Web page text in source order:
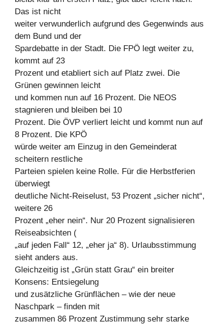
Das ist nicht
weiter verwunderlich aufgrund des Gegenwinds aus
dem Bund und der
Spardebatte in der Stadt. Die FPÖ legt weiter zu,
kommt auf 23
Prozent und etabliert sich auf Platz zwei. Die
Grünen gewinnen leicht
und kommen nun auf 16 Prozent. Die NEOS
stagnieren und bleiben bei 10
Prozent. Die ÖVP verliert leicht und kommt nun auf
8 Prozent. Die KPÖ
würde weiter am Einzug in den Gemeinderat
scheitern restliche
Parteien spielen keine Rolle. Für die Herbstferien
überwiegt
deutliche Nicht-Reiselust, 53 Prozent „sicher nicht“,
weitere 26
Prozent „eher nein“. Nur 20 Prozent signalisieren
Reiseabsichten (
„auf jeden Fall“ 12, „eher ja“ 8). Urlaubsstimmung
sieht anders aus.
Gleichzeitig ist „Grün statt Grau“ ein breiter
Konsens: Entsiegelung
und zusätzliche Grünflächen – wie der neue
Naschpark – finden mit
zusammen 86 Prozent Zustimmung sehr starke